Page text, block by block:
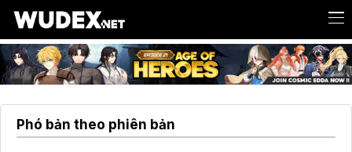
Phó bản theo phiên bản